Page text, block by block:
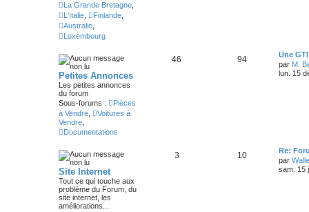
La Grande Bretagne
L'Italie
Finlande
Australie
Luxembourg
Petites Annonces
Les petites annonces
du forum
Sous-forums :
Pièces
à Vendre
Voitures à
Vendre
Documentations
46 94
Une
par M.
lun. 15
Site Internet
Tout ce qui touche aux
problème du Forum, du
site internet, les
améliorations...
3 10
Re:
par
sam. 15